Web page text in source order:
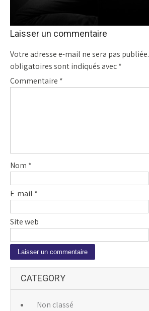
Laisser un commentaire
Votre adresse e-mail ne sera pas publiée.
obligatoires sont indiqués avec*
Commentaire *
Nom *
E-mail *
Site web
t
CATEGORY
Non classé